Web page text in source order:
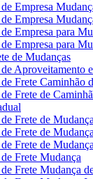
Empresa
Empresa
Empresa para
Empresa para
de Mudanças
Aproveitamento
Frete Caminhão
Frete de
Frete de Mudança
Frete de
Frete de
Frete Mudança
Frete Mudança